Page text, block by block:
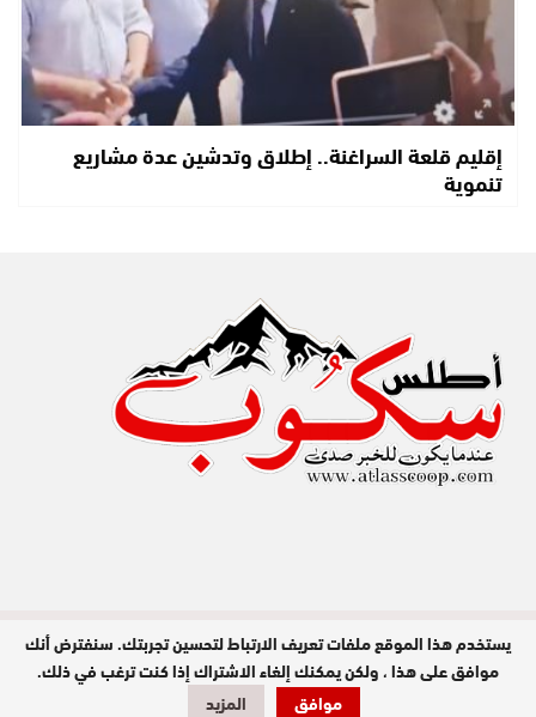
إقليم قلعة السراغنة.. إطلاق وتدشين عدة مشاريع
تنموية
مدير النشر : عبد الله عزي / جميع الحقوق
محفوظة © 2026
تصميم وبرمجة
يستخدم هذا الموقع ملفات تعريف الارتباط لتحسين تجربتك. سنفترض أنك
موافق على هذا ، ولكن يمكنك إلغاء الاشتراك إذا كنت ترغب في ذلك.
موافق
المزيد